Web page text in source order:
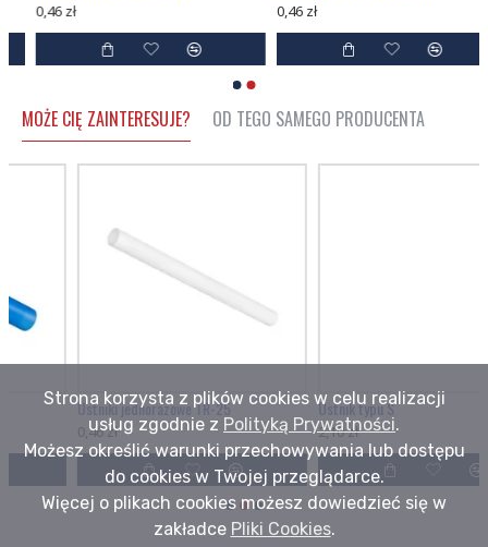
0,46 zł 0,46 zł
MOŻE CIĘ ZAINTERESUJE? OD TEGO SAMEGO PRODUCENTA
Ustniki jednorazowe TR-25 Ustnik typu S
2,10 zł
Strona korzysta z plików cookies w celu realizacji
usług zgodnie z Polityką Prywatności.
Możesz określić warunki przechowywania lub dostępu
do cookies w Twojej przeglądarce.
Więcej o plikach cookies możesz dowiedzieć się w
zakładce Pliki Cookies.